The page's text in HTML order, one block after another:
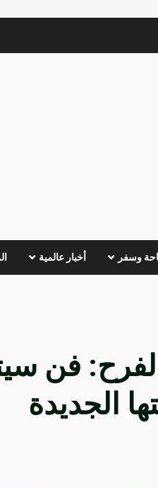
وسفر أخبار عالمية
فن
الجديدة